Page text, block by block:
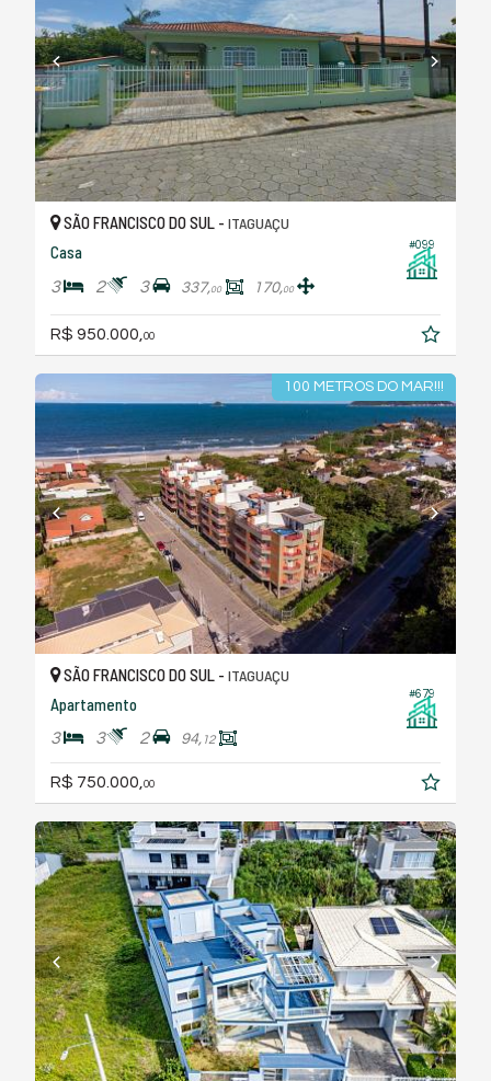
#099
SÃO FRANCISCO DO SUL - ITAGUAÇU
Casa
3 2 3 337,00 170,00
R$ 950.000, 00
100 METROS DO MAR!!!
#679
SÃO FRANCISCO DO SUL - ITAGUAÇU
Apartamento
3 3 2 94, 12
R$ 750.000,00